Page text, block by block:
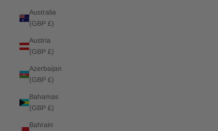
Australia
(GBP £)
Austria
(GBP £)
Azerbaijan
(GBP £)
Bahamas
(GBP £)
Bahrain